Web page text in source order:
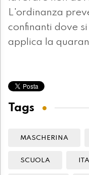
L'ordinanza
confinanti dove
applica la
Tags
MASCHERINA
SCUOLA